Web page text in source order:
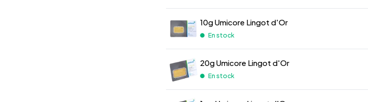
10g Umicore Lingot d'Or
En stock
20g Umicore Lingot d'Or
En stock